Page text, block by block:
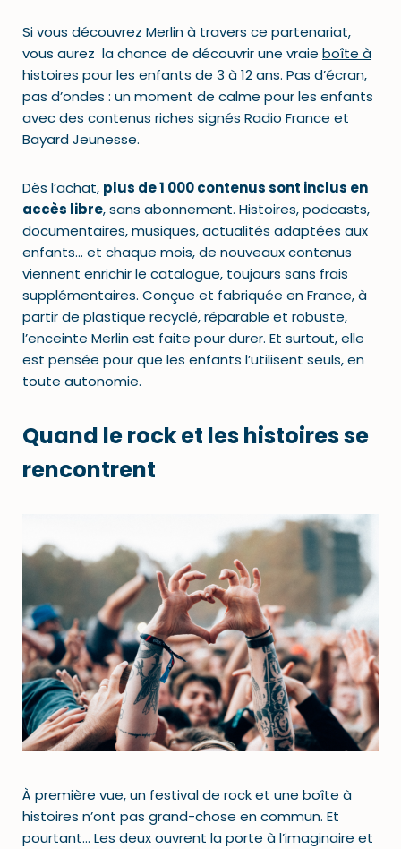
Si vous découvrez Merlin à travers ce partenariat,
vous aurez la chance de découvrir une vraie boîte à
histoires pour les enfants de 3 à 12 ans. Pas d’écran,
pas d’ondes : un moment de calme pour les enfants
avec des contenus riches signés Radio France et
Bayard Jeunesse.
Dès l’achat, plus de 1 000 contenus sont inclus en
accès libre, sans abonnement. Histoires, podcasts,
documentaires, musiques, actualités adaptées aux
enfants… et chaque mois, de nouveaux contenus
viennent enrichir le catalogue, toujours sans frais
supplémentaires. Conçue et fabriquée en France, à
partir de plastique recyclé, réparable et robuste,
l’enceinte Merlin est faite pour durer. Et surtout, elle
est pensée pour que les enfants l’utilisent seuls, en
toute autonomie.
Quand le rock et les histoires se
rencontrent
À première vue, un festival de rock et une boîte à
histoires n’ont pas grand-chose en commun. Et
pourtant… Les deux ouvrent la porte à l’imaginaire et